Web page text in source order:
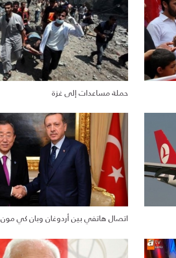
حملة مساعدات إلى غزة
اتصال هاتفي بين أردوغان وبان كي مون